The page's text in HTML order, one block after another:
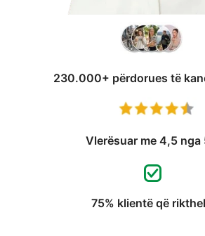
230.000+ përdorues të
Vlerësuar me 4,5 nga
75% klientë që